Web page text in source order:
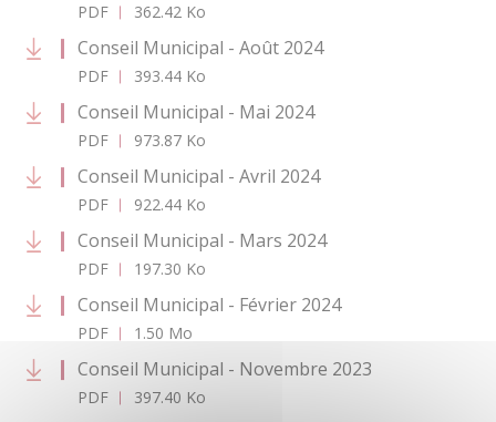
PDF 362.42 Ko
Conseil Municipal - Août 2024
PDF 393.44 Ko
Conseil Municipal - Mai 2024
PDF 973.87 Ko
Conseil Municipal - Avril 2024
PDF 922.44 Ko
Conseil Municipal - Mars 2024
PDF 197.30 Ko
Conseil Municipal - Février 2024
PDF 1.50 Mo
Conseil Municipal - Novembre 2023
PDF 397.40 Ko